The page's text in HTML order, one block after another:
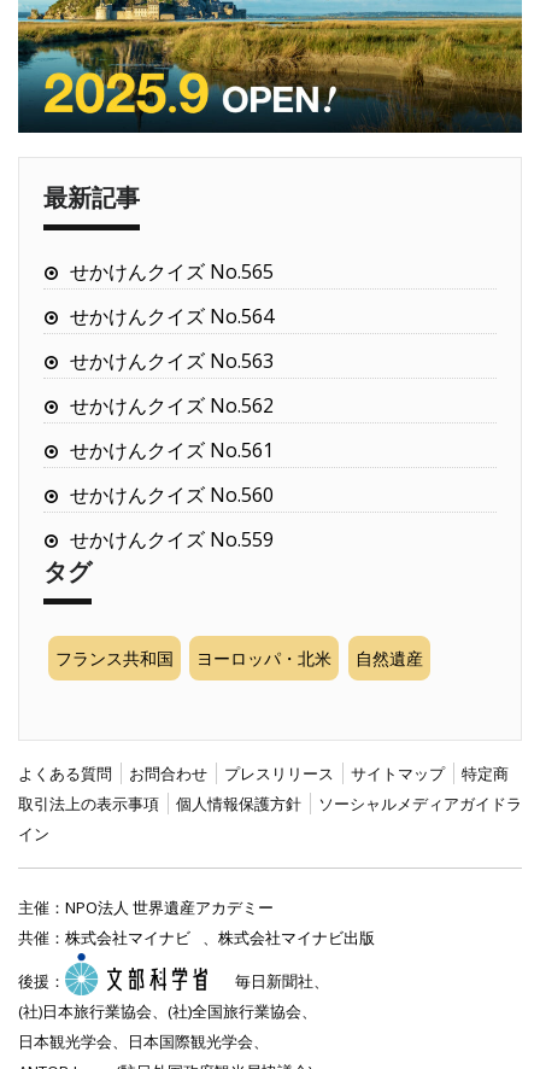
最新記事
せかけんクイズ No.565
せかけんクイズ No.564
せかけんクイズ No.563
せかけんクイズ No.562
せかけんクイズ No.561
せかけんクイズ No.560
せかけんクイズ No.559
タグ
フランス共和国 ヨーロッパ・北米 自然遺産
よくある質問 お問合わせ プレスリリース サイトマップ
特定商
取引法上の表示事項
個人情報保護方針
ソーシャルメディアガイドラ
イン
主催： NPO法人 世界遺産アカデミー
共催： 株式会社マイナビ 、 株式会社マイナビ出版
後援：
毎日新聞社、
(社)日本旅行業協会、(社)全国旅行業協会、
日本観光学会、日本国際観光学会、